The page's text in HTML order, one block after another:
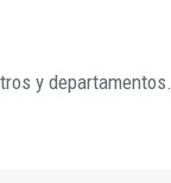
y departamentos.